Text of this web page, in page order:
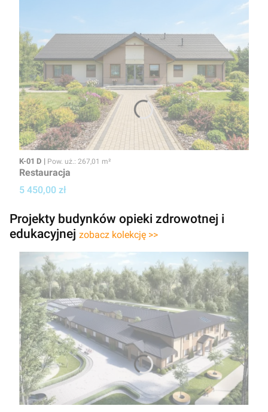
Kod
K-01 D Powierzchnia użytkowa
Pow. uż.: 267,01 m²
Restauracja
Cena projektu
5 450,00 zł
Projekty budynków opieki zdrowotnej i
edukacyjnej zobacz kolekcję >>